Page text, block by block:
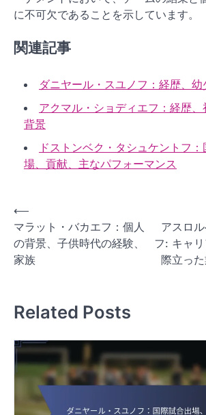
に不可欠であることを示しています。
関連記事
ダニヤール・スユノフ：経歴、
アクマル・ショディエフ：経歴
背景
ドストンベク・タシュケントフ
場、貢献、主なパフォーマンス
P
o
s
a
v
i
g
⟵
マラット・バカエフ：個人
の背景、子供時代の経験、
家族
アスロ
フ: キャリ
際立っ
Related Posts